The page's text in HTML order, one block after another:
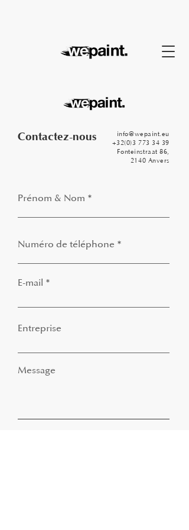
Contactez-nous
info@wepaint.eu
+32(0)3 773 34 39
Fonteinstraat 86,
2140 Anvers
Prénom & Nom
Numéro de téléphone
E-mail
Entreprise
Message